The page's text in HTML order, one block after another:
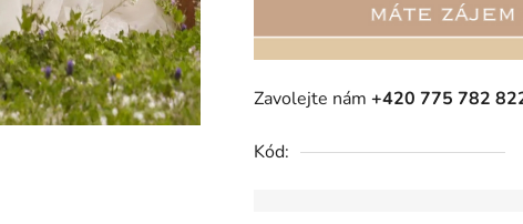
Zavolejte nám +420 775 782
Kód: